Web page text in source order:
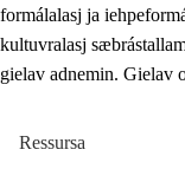
2.4 Oahppat
Doaresfágalasj
formálalasj ja
kultuvralasj
gielav adnemin. Gielav
Ressursa